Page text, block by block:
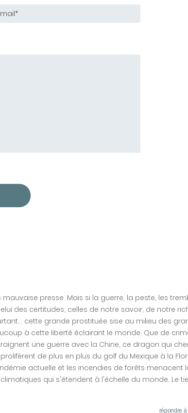
presse. Mais si la guerre, la peste, les
des certitudes, celles de notre savoir, de notre
cette grande prostituée sise au milieu des
à cette liberté éclairant le monde. Que de
une guerre avec la Chine, ce dragon qui
de plus en plus du golf du Mexique à la
actuelle et les incendies de forêts menacent
qui s'étendent à l'échelle du monde. Le
répondre à